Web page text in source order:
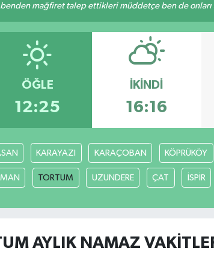
mağfiret talep ettikleri müddetçe ben de
ÖĞLE
12:25
İKINDI
16:16
KARAYAZI KARAÇOBAN KÖPRÜKÖY
TORTUM UZUNDERE ÇAT İSPİR
AYLIK NAMAZ